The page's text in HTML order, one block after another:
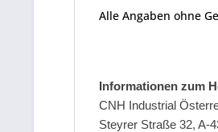
Alle Angaben ohne
Informationen zum
CNH Industrial
Steyrer Straße 32, A-